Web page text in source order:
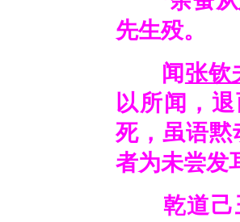
先生殁。
闻张钦
以所闻，
死，虽语黙
者为未尝发
乾道己